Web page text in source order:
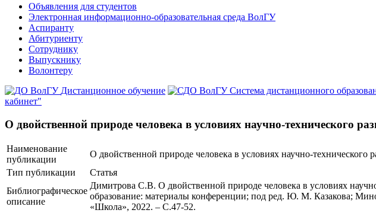
Объявления для студентов
Электронная информационно-образовательная среда ВолГУ
Аспиранту
Абитуриенту
Сотруднику
Выпускнику
Волонтеру
Дистанционное обучение
Система дистанционного
кабинет"
О двойственной природе человека в условиях научно-технического
Наименование
публикации
О двойственной природе человека в условиях научно-технического
Тип публикации
Статья
Библиографическое
описание
Димитрова С.В. О двойственной природе человека в условиях
образование: материалы конференции; под ред. Ю. М. Казакова;
«Школа», 2022. – С.47-52.